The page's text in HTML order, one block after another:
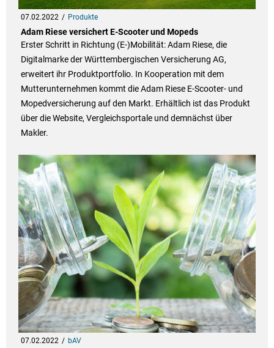
07.02.2022 Produkte
Adam Riese versichert E-Scooter und Mopeds
Erster Schritt in Richtung (E-)Mobilität: Adam Riese, die
Digitalmarke der Württembergischen Versicherung AG,
erweitert ihr Produktportfolio. In Kooperation mit dem
Mutterunternehmen kommt die Adam Riese E-Scooter- und
Mopedversicherung auf den Markt. Erhältlich ist das Produkt
über die Website, Vergleichsportale und demnächst über
Makler.
07.02.2022 bAV